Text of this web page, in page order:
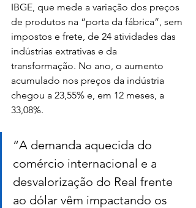
IBGE, que mede a variação dos preços
de produtos na “porta da fábrica”, sem
impostos e frete, de 24 atividades das
indústrias extrativas e da
transformação. No ano, o aumento
acumulado nos preços da indústria
chegou a 23,55% e, em 12 meses, a
33,08%.
“A demanda aquecida do
comércio internacional e a
desvalorização do Real frente
ao dólar vêm impactando os